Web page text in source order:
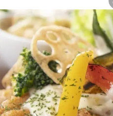
三重エリア
京都エリア
北摂エリア
河内エリア
奈良エリア
鳥取エリア
岡山エリア